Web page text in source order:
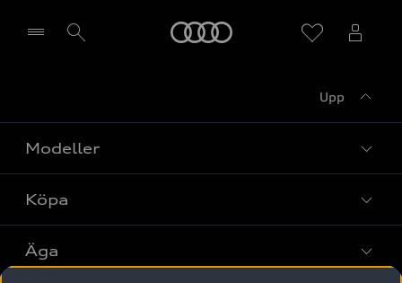
Upp
Modeller
Alla modeller
Elbilar
Köpa
Privaterbjudanden
Äga